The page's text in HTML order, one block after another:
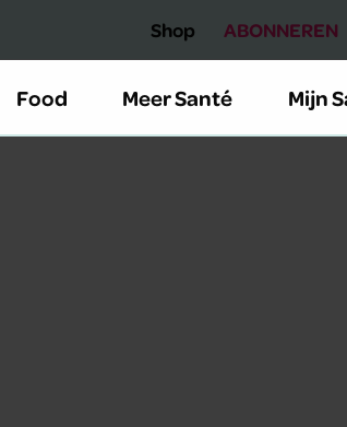
Shop ABONNEREN
Food Meer Santé Mijn